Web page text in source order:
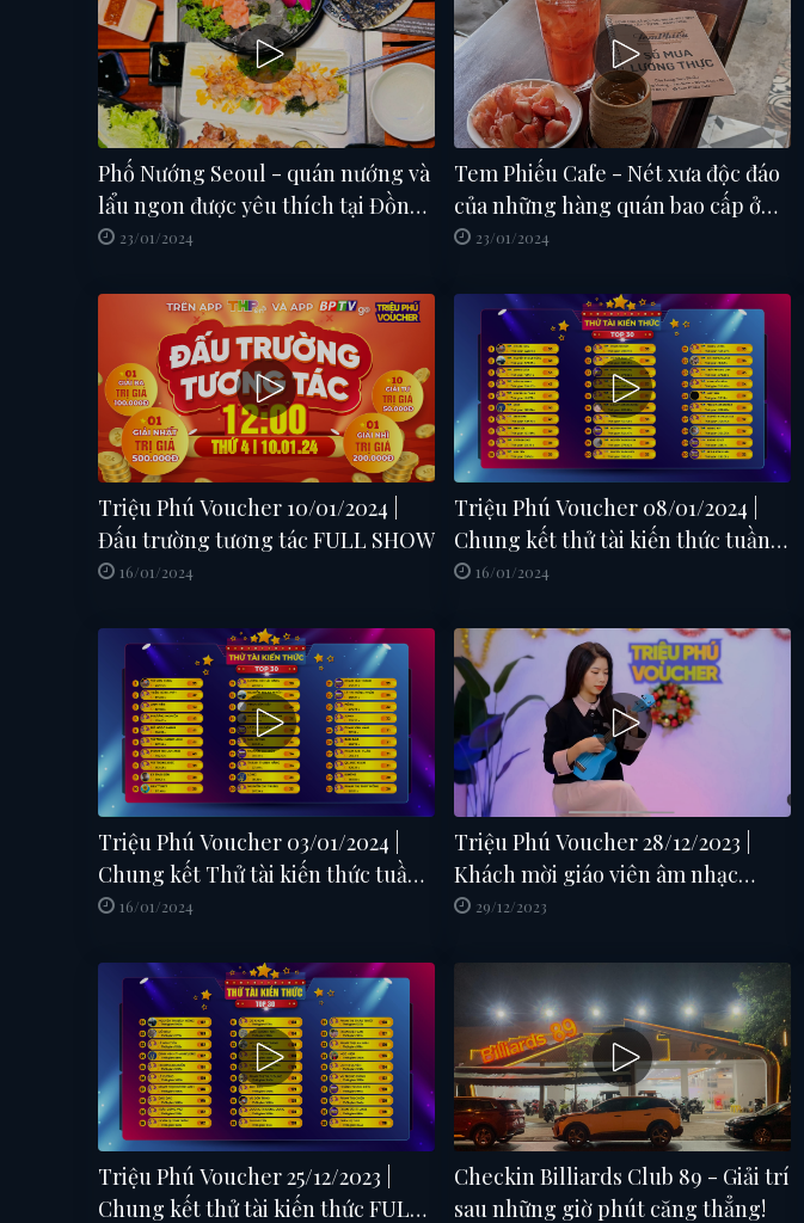
Phố Nướng Seoul - quán nướng và
lẩu ngon được yêu thích tại Đồng
Xoài23/01/2024
Tem Phiếu Cafe - Nét xưa độc đáo
của những hàng quán bao cấp ở
Hà Nội
23/01/2024
Triệu Phú Voucher 10/01/2024 |
Đấu trường tương tác FULL SHOW
16/01/2024
Triệu Phú Voucher 08/01/2024 |
Chung kết thử tài kiến thức tuần
từ 01/01 - 07/01
16/01/2024
Triệu Phú Voucher 03/01/2024 |
Chung kết Thử tài kiến thức tuần
từ 25/12 - 31/12 FULL SHOW
16/01/2024
Triệu Phú Voucher 28/12/2023 |
Khách mời giáo viên âm nhạc
Nguyệt Tâm FULL SHOW
29/12/2023
Triệu Phú Voucher 25/12/2023 |
Chung kết thử tài kiến thức FULL
Checkin Billiards Club 89 - Giải trí
sau những giờ phút căng thẳng!